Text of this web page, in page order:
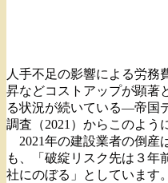
人手不足の影響による労務
昇などコストアップが顕著
る状況が続いている―帝国
調査（2021）からこのよう
2021年の建設業者の倒産
も、「破綻リスク先は３年
社にのぼる」としています。